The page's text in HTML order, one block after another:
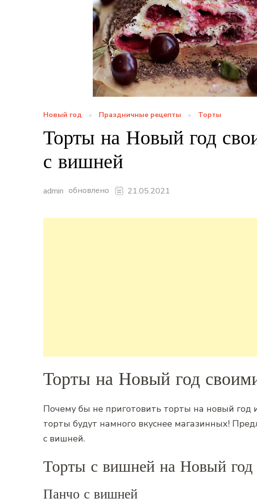
Новый год Праздничные рецепты Торты
Торты на Новый год
с вишней
admin обновлено 21.05.2021
Торты на Новый год
Почему бы не приготовить торты на новый
торты будут намного вкуснее магазинных!
с вишней.
Торты с вишней на Новый год
Панчо с вишней